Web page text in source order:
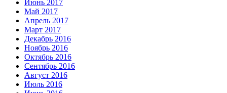
Июнь 2017
Май 2017
Апрель 2017
Март 2017
Декабрь 2016
Ноябрь 2016
Октябрь 2016
Сентябрь 2016
Август 2016
Июль 2016